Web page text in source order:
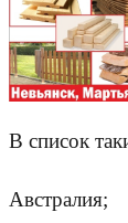
В список
Австралия;